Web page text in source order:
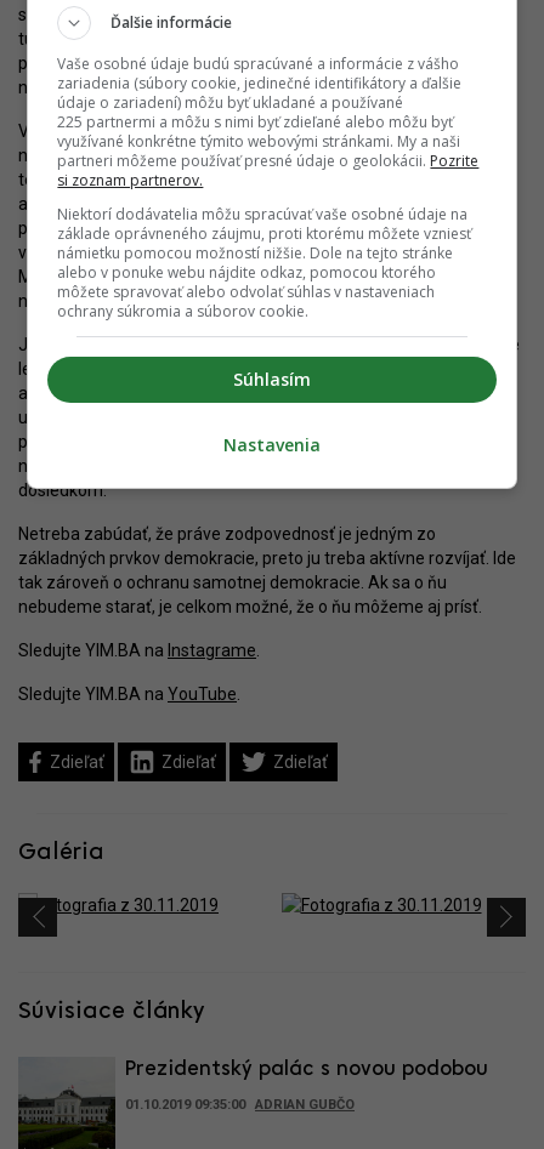
s developermi“. Väčšinou ide o tých istých ľudí, ktorí nemajú ani
tušenie, čo presne znamená regulácia, zahusťovanie, Územný
plán alebo Stavebný zákon, o to horšie sú škody, ktoré dokážu
napáchať, no za hlasného potlesku časti verejnosti.
Vidno to je aj na štátnej úrovni všeobecne známymi príkladmi
nekompetentnosti. Ak by som to mal ilustrovať len na príbuznej
téme, štát za posledných niekoľko rokov nebol schopný vypísať
architektonické súťaže na viacero významných verejných
projektov – napríklad na rekonštrukciukaštieľa v Rusovciach
výstavbuNárodného futbalového štadióna alebo v minulosti na
Medzinárodné letisko M.R.Štefánika, čo je opäť len dôsledkom
nekultúrnosti a nedostatku vzdelania.
Jednoduché riešenie tohto problému bohužiaľ neexistuje. Existuje
len náročné a dlhodobé v podobe intenzívneho vzdelávania
a komunikácie závažných spoločenských tém (v našom prípade
urbanistických a architektonických), a to už na školách a
pokračujúc počas rozličných životných situácií. Len takto možno
napraviť nezodpovedný prístup, ktorého je aktuálna „kauza“
dôsledkom.
Netreba zabúdať, že práve zodpovednosť je jedným zo
základných prvkov demokracie, preto ju treba aktívne rozvíjať. Ide
tak zároveň o ochranu samotnej demokracie. Ak sa o ňu
nebudeme starať, je celkom možné, že o ňu môžeme aj prísť.
Sledujte YIM.BA na Instagrame
Sledujte YIM.BA na YouTube
Zdieľať Zdieľať Zdieľať
Galéria
Súvisiace články
Prezidentský palác s novou podobou
01.10.2019 09:35:00 ADRIAN GUBČO
Ďalšie informácie
Vaše osobné údaje budú spracúvané a informácie z vášho
zariadenia (súbory cookie, jedinečné identifikátory a ďalšie
údaje o zariadení) môžu byť ukladané a používané
225 partnermi a môžu s nimi byť zdieľané alebo môžu byť
využívané konkrétne týmito webovými stránkami. My a naši
partneri môžeme používať presné údaje o geolokácii. Pozrite
si zoznam partnerov.
Niektorí dodávatelia môžu spracúvať vaše osobné údaje na
základe oprávneného záujmu, proti ktorému môžete vzniesť
námietku pomocou možností nižšie. Dole na tejto stránke
alebo v ponuke webu nájdite odkaz, pomocou ktorého
môžete spravovať alebo odvolať súhlas v nastaveniach
ochrany súkromia a súborov cookie.
Súhlasím
Nastavenia